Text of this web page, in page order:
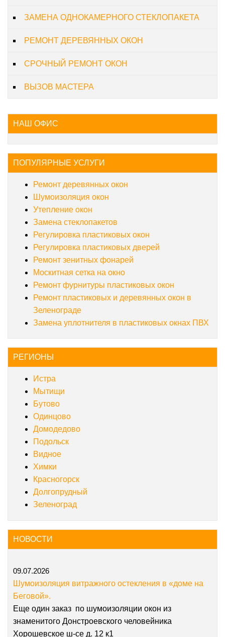
ЗАМЕНА ОДНОКАМЕРНОГО СТЕКЛОПАКЕТА
РЕМОНТ ДЕРЕВЯННЫХ ОКОН
СРОЧНЫЙ РЕМОНТ ОКОН
ВЫЗОВ МАСТЕРА
НАШ ОФИС
ПОПУЛЯРНЫЕ УСЛУГИ
Ремонт деревянных окон
Шумоизоляция окон
Утепление окон
Замена стеклопакетов
Регулировка пластиковых окон
Регулировка пластиковых дверей
Ремонт зенитных фонарей
Москитная сетка на окно
Ремонт фурнитуры пластиковых окон
Ремонт пластиковых и деревянных окон в
Зеленограде
Замена уплотнителя в пластиковых окнах ПВХ
РЕГИОНЫ
Истра
Мытищи
Бутово
Одинцово
Домодедово
Подольск
Видное
Химки
Красногорск
Долгопрудный
Зеленоград
НОВОСТИ
09.07.2026
Шумоизоляция витражного остекления в «доме на
Беговой».
Еще один заказ по шумоизоляции окон из
знаменитого Донстроевского человейника
Хорошевское ш-се д. 12 к1